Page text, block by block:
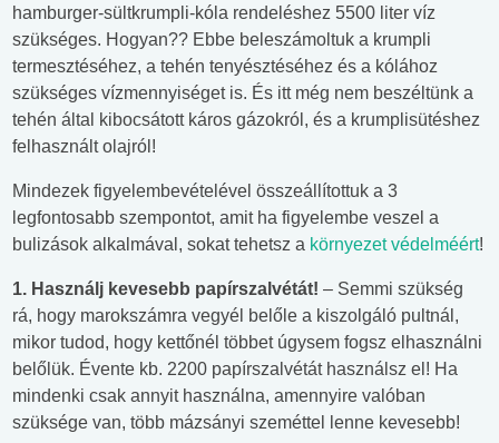
hamburger-sültkrumpli-kóla rendeléshez 5500 liter víz
szükséges. Hogyan?? Ebbe beleszámoltuk a krumpli
termesztéséhez, a tehén tenyésztéséhez és a kólához
szükséges vízmennyiséget is. És itt még nem beszéltünk a
tehén által kibocsátott káros gázokról, és a krumplisütéshez
felhasznált olajról!
Mindezek figyelembevételével összeállítottuk a 3
legfontosabb szempontot, amit ha figyelembe veszel a
bulizások alkalmával, sokat tehetsz a környezet védelméért!
1. Használj kevesebb papírszalvétát! – Semmi szükség
rá, hogy marokszámra vegyél belőle a kiszolgáló pultnál,
mikor tudod, hogy kettőnél többet úgysem fogsz elhasználni
belőlük. Évente kb. 2200 papírszalvétát használsz el! Ha
mindenki csak annyit használna, amennyire valóban
szüksége van, több mázsányi szeméttel lenne kevesebb!